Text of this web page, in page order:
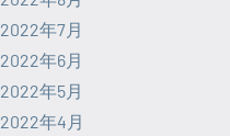
2022年7月
2022年6月
2022年5月
2022年4月